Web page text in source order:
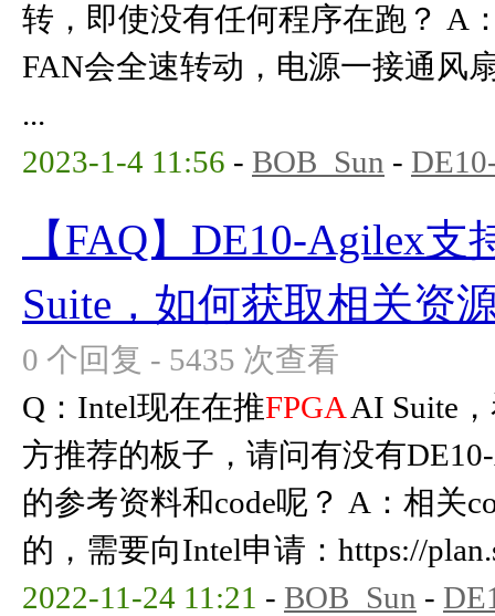
转，即使没有任何程序在跑？ A
FAN会全速转动，电源一接通风
...
2023-1-4 11:56 - BOB_Sun -
【FAQ】DE10-Agilex支
Suite，如何获取相关资
0 个回复 - 5435 次查看
Q：Intel现在在推FPGA AI Suite
方推荐的板子，请问有没有
的参考资料和code呢？ A：相关
的，需要向Intel申请：https://
2022-11-24 11:21 - BOB_Sun -